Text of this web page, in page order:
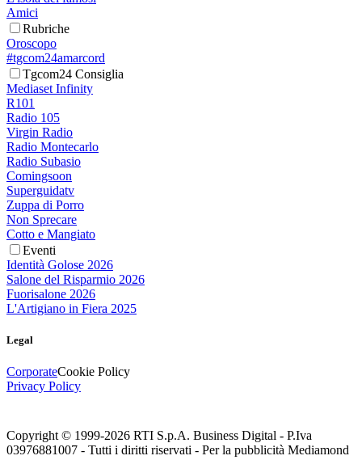
Amici
Rubriche
Oroscopo
#tgcom24amarcord
Tgcom24 Consiglia
Mediaset Infinity
R101
Radio 105
Virgin Radio
Radio Montecarlo
Radio Subasio
Comingsoon
Superguidatv
Zuppa di Porro
Non Sprecare
Cotto e Mangiato
Eventi
Identità Golose 2026
Salone del Risparmio 2026
Fuorisalone 2026
L'Artigiano in Fiera 2025
Legal
CorporateCookie Policy
Privacy Policy
Copyright © 1999-2026 RTI S.p.A. Business Digital - P.Iva
03976881007 - Tutti i diritti riservati - Per la pubblicità Mediamond